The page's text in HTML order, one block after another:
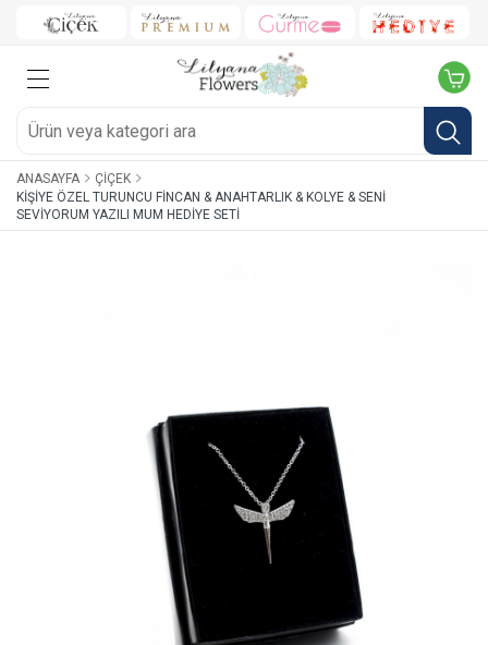
ANASAYFA
ÇIÇEK
KIŞIYE ÖZEL TURUNCU FINCAN & ANAHTARLIK & KOLYE & SENI
SEVIYORUM YAZILI MUM HEDIYE SETI